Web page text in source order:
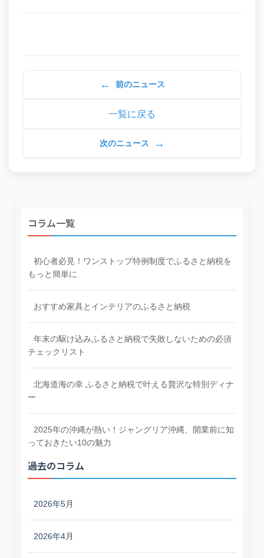
← 前のニュース
一覧に戻る
次のニュース →
コラム一覧
初心者必見！ワンストップ特例制度でふるさと納税を
もっと簡単に
おすすめ家具とインテリアのふるさと納税
年末の駆け込みふるさと納税で失敗しないための必須
チェックリスト
北海道海の幸 ふるさと納税で叶える贅沢な特別ディナ
ー
2025年の沖縄が熱い！ジャングリア沖縄、開業前に知
っておきたい10の魅力
過去のコラム
2026年5月
2026年4月